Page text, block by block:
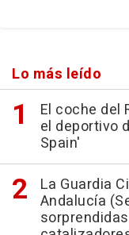
Lo más leído
El coche del
el deportivo
Spain'
La Guardia
Andalucía